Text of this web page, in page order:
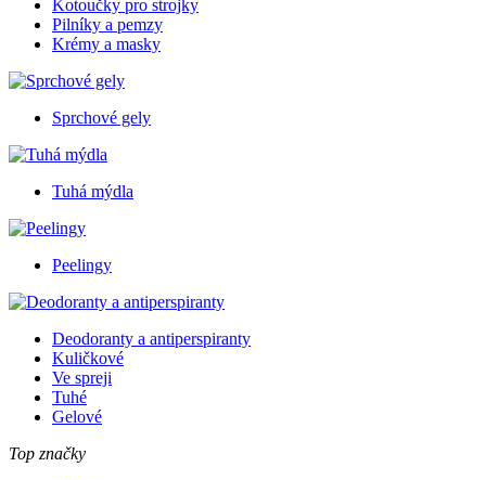
Kotoučky pro strojky
Pilníky a pemzy
Krémy a masky
Sprchové gely
Tuhá mýdla
Peelingy
Deodoranty a antiperspiranty
Kuličkové
Ve spreji
Tuhé
Gelové
Top značky